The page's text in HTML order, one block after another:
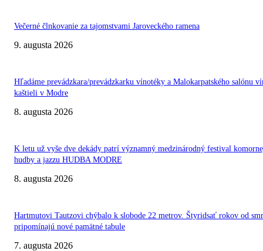
Večerné člnkovanie za tajomstvami Jaroveckého ramena
9. augusta 2026
Hľadáme prevádzkara/prevádzkarku vínotéky a Malokarpatského salónu
kaštieli v Modre
8. augusta 2026
K letu už vyše dve dekády patrí významný medzinárodný festival
hudby a jazzu HUDBA MODRE
8. augusta 2026
Hartmutovi Tautzovi chýbalo k slobode 22 metrov. Štyridsať rokov od
pripomínajú nové pamätné tabule
7. augusta 2026